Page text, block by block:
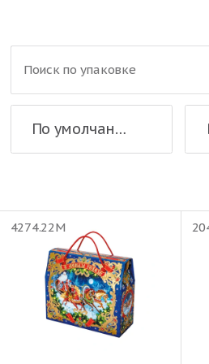
По умолчанию
4274.22М